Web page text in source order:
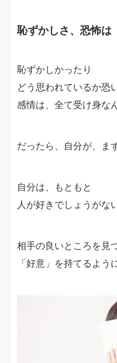
恥ずかしさ、恐怖は
恥ずかしかったり
どう思われているか恐
感情は、全て受け身な
だったら、自分が、ま
自分は、もともと
人が好きでしょうがな
相手の良いところを見
「好意」を持てるよう